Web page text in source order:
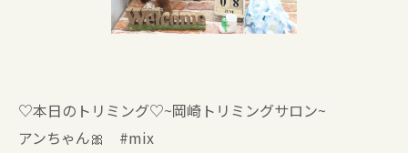
♡本日のトリミング♡⁠~岡崎トリミングサロン~
アンちゃん🎀 #mix